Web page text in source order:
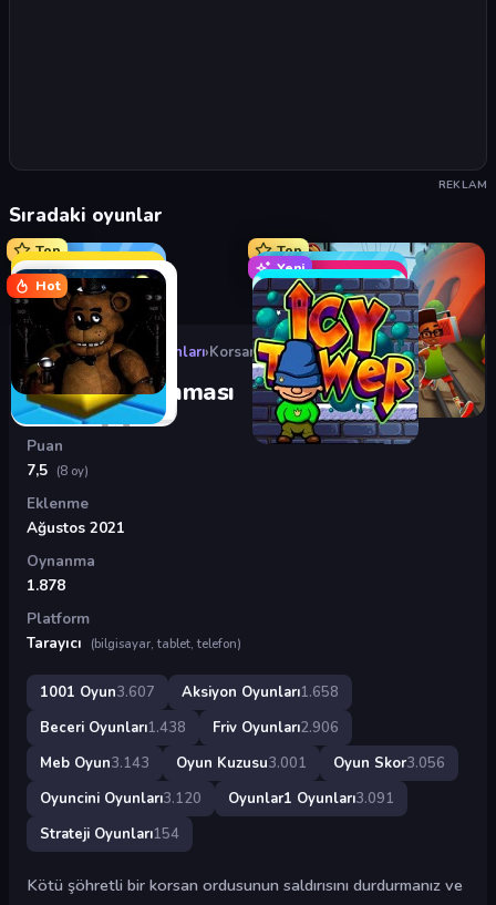
REKLAM
Sıradaki oyunlar
Top
Top
Yeni
Hot
Oyunlar›Aksiyon Oyunları›Korsan Savunması
Korsan Savunması
Puan
7,5 (8 oy)
Eklenme
Ağustos 2021
Oynanma
1.878
Platform
Tarayıcı
(bilgisayar, tablet, telefon)
1001 Oyun3.607 Aksiyon Oyunları1.658
Beceri Oyunları1.438 Friv Oyunları2.906
Meb Oyun3.143 Oyun Kuzusu3.001 Oyun Skor3.056
Oyuncini Oyunları3.120 Oyunlar1 Oyunları3.091
Strateji Oyunları154
Kötü şöhretli bir korsan ordusunun saldırısını durdurmanız ve